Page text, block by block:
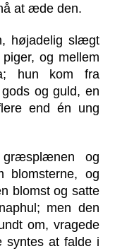
at æde den.
højadelig slægt
og mellem
hun kom fra
og guld, en
end én ung
græsplænen og
blomsterne, og
blomst og satte
men den
om, vragede
syntes at falde i